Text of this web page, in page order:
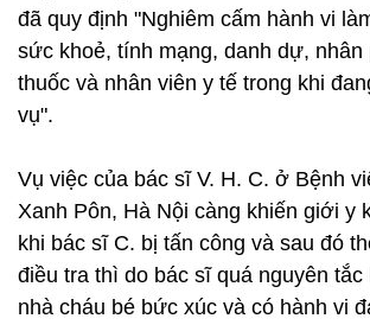
đã quy định "Nghiêm cấm hành vi
sức khoẻ, tính mạng, danh dự, nhân
thuốc và nhân viên y tế trong khi
vụ".
Vụ việc của bác sĩ V. H. C. ở Bệnh
Xanh Pôn, Hà Nội càng khiến giới y
khi bác sĩ C. bị tấn công và sau đó
điều tra thì do bác sĩ quá nguyên
nhà cháu bé bức xúc và có hành vi